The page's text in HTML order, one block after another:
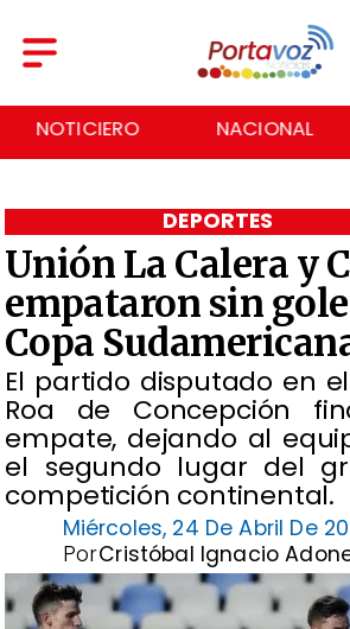
NACIONAL REGIONES
Unión La Calera y
empataron sin
Copa
​El partido disputado en
Roa de Concepción
empate, dejando al
el segundo lugar del
competición continental.
DEPORTES
Miércoles, 24 De Abril De
Cristóbal Ignacio
Por